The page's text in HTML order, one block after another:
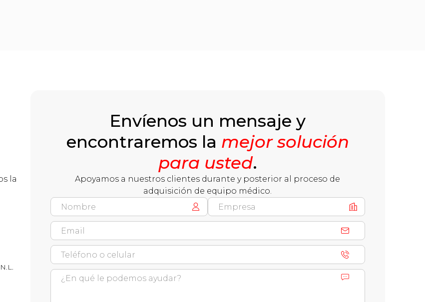
la
Envíenos un mensaje y
encontraremos la mejor solución
para usted.
Apoyamos a nuestros clientes durante y posterior al proceso de
adquisición de equipo médico.